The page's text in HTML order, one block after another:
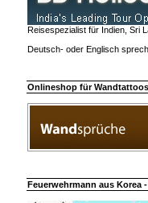
Reisespezialist für Indien, Sri
Deutsch- oder Englisch
Onlineshop für Wandtattoos
Feuerwehrmann aus Korea